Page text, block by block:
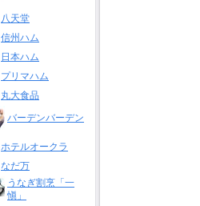
八天堂
信州ハム
日本ハム
プリマハム
丸大食品
バーデンバーデン
ホテルオークラ
なだ万
うなぎ割烹「一
愼」